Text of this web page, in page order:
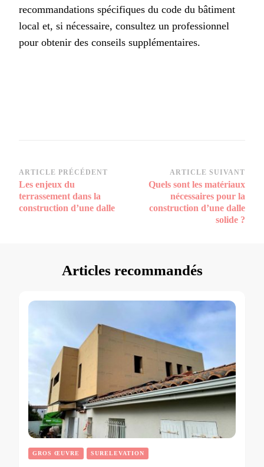
recommandations spécifiques du code du bâtiment
local et, si nécessaire, consultez un professionnel
pour obtenir des conseils supplémentaires.
Navigation
d’article
ARTICLE PRÉCÉDENT
Les enjeux du
terrassement dans la
construction d’une dalle
ARTICLE SUIVANT
Quels sont les matériaux
nécessaires pour la
construction d’une dalle
solide ?
Articles recommandés
GROS ŒUVRE SURELEVATION